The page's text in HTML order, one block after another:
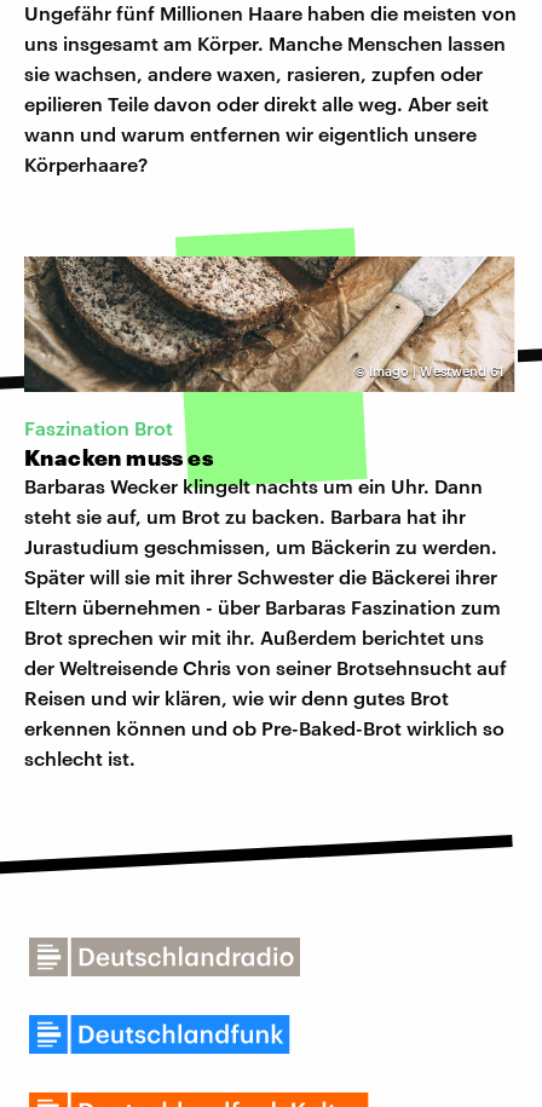
Ungefähr fünf Millionen Haare haben die meisten von
uns insgesamt am Körper. Manche Menschen lassen
sie wachsen, andere waxen, rasieren, zupfen oder
epilieren Teile davon oder direkt alle weg. Aber seit
wann und warum entfernen wir eigentlich unsere
Körperhaare?
©Imago | Westwend 61
Faszination Brot
Knacken muss es
Barbaras Wecker klingelt nachts um ein Uhr. Dann
steht sie auf, um Brot zu backen. Barbara hat ihr
Jurastudium geschmissen, um Bäckerin zu werden.
Später will sie mit ihrer Schwester die Bäckerei ihrer
Eltern übernehmen - über Barbaras Faszination zum
Brot sprechen wir mit ihr. Außerdem berichtet uns
der Weltreisende Chris von seiner Brotsehnsucht auf
Reisen und wir klären, wie wir denn gutes Brot
erkennen können und ob Pre-Baked-Brot wirklich so
schlecht ist.